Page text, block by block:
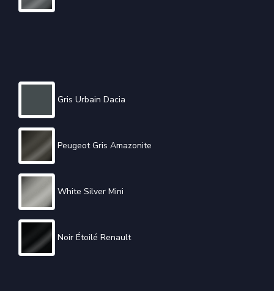
Gris Urbain Dacia
Peugeot Gris Amazonite
White Silver Mini
Noir Étoilé Renault